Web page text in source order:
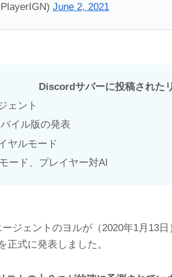
June 2, 2021
Discordサバーに投稿された
ェント
イル版の発表
ヤルモード
ード、プレイヤー対AI
ジェントのヨルが（2020年1月13
正式に発表しました。